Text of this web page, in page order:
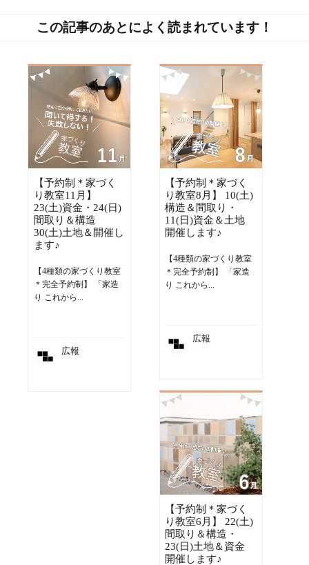
この記事のあとによく読まれています！
【予約制＊家づく
り教室11月】
23(土)資金・24(日)
間取り＆構造
30(土)土地＆開催し
ます♪
【4種類の家づくり教室
＊完全予約制】 「家造
り これから...
広報
【予約制＊家づく
り教室8月】 10(土)
構造＆間取り・
11(日)資金＆土地
開催します♪
【4種類の家づくり教室
＊完全予約制】 「家造
り これから...
広報
【予約制＊家づく
り教室6月】 22(土)
間取り＆構造・
23(日)土地＆資金
開催します♪